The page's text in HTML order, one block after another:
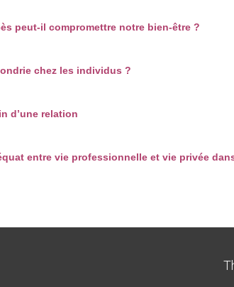
peut-il compromettre notre bien-être ?
chez les individus ?
d’une relation
entre vie professionnelle et vie privée